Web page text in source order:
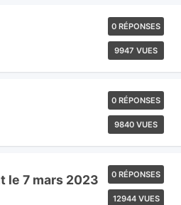
0 RÉPONSES
9947 VUES
0 RÉPONSES
9840 VUES
le 7 mars 2023 0 RÉPONSES
12944 VUES